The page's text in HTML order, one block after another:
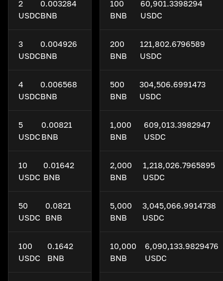
2
USDC
0.003284
BNB
3
USDC
0.004926
BNB
4
USDC
0.006568
BNB
5
USDC
0.00821
BNB
10
USDC
0.01642
BNB
50
USDC
0.0821
BNB
100
USDC
0.1642
BNB
100
BNB
60,901.3398294
USDC
200
BNB
121,802.6796589
USDC
500
BNB
304,506.6991473
USDC
1,000
BNB
609,013.3982947
USDC
2,000
BNB
1,218,026.7965895
USDC
5,000
BNB
3,045,066.9914738
USDC
10,000
BNB
6,090,133.9829476
USDC